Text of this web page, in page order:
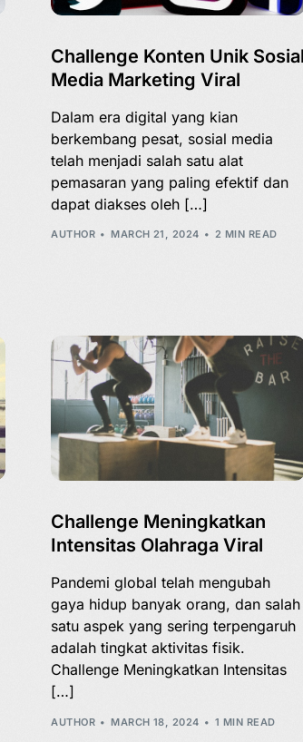
Challenge Konten Unik Sosial
Media Marketing Viral
Dalam era digital yang kian
berkembang pesat, sosial media
telah menjadi salah satu alat
pemasaran yang paling efektif dan
dapat diakses oleh […]
AUTHOR MARCH 21, 2024 2 MIN READ
Challenge Meningkatkan
Intensitas Olahraga Viral
Pandemi global telah mengubah
gaya hidup banyak orang, dan salah
satu aspek yang sering terpengaruh
adalah tingkat aktivitas fisik.
Challenge Meningkatkan Intensitas
[…]
AUTHOR MARCH 18, 2024 1 MIN READ